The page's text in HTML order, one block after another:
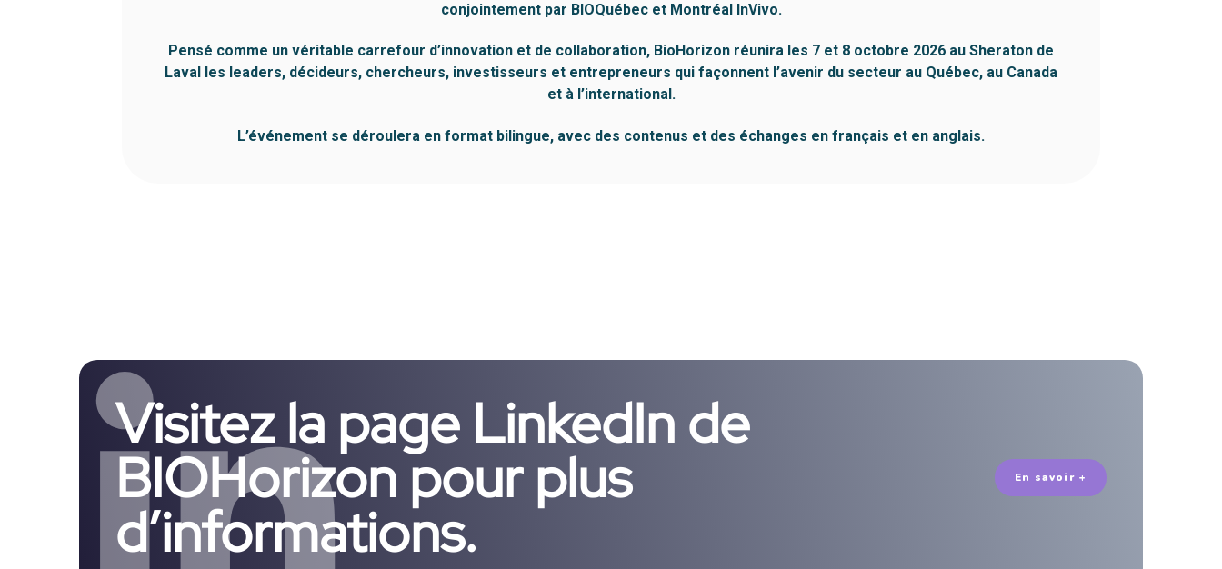
conjointement par BIOQuébec et Montréal InVivo.
Pensé comme un véritable carrefour d’innovation et de collaboration, BioHorizon réunira les 7 et 8 octobre 2026 au Sheraton de
Laval les leaders, décideurs, chercheurs, investisseurs et entrepreneurs qui façonnent l’avenir du secteur au Québec, au Canada
et à l’international.
L’événement se déroulera en format bilingue, avec des contenus et des échanges en français et en anglais.
Visitez la page LinkedIn de
BIOHorizon pour plus
d’informations.
En savoir +